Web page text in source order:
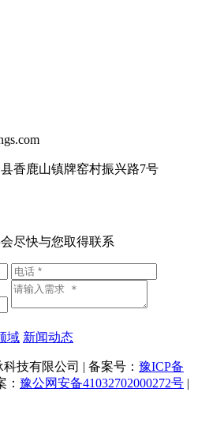
香鹿山镇牌窑村振兴路7号
尽快与您取得联系
域 新闻动态
技有限公司 | 备案号： 豫ICP备
： 豫公网安备41032702000272号 |